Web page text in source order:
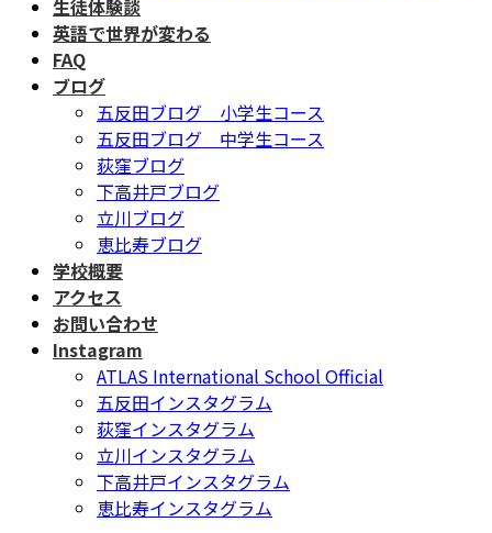
生徒体験談
英語で世界が変わる
FAQ
ブログ
五反田ブログ 小学生コース
五反田ブログ 中学生コース
荻窪ブログ
下高井戸ブログ
立川ブログ
恵比寿ブログ
学校概要
アクセス
お問い合わせ
Instagram
ATLAS International School Official
五反田インスタグラム
荻窪インスタグラム
立川インスタグラム
下高井戸インスタグラム
恵比寿インスタグラム